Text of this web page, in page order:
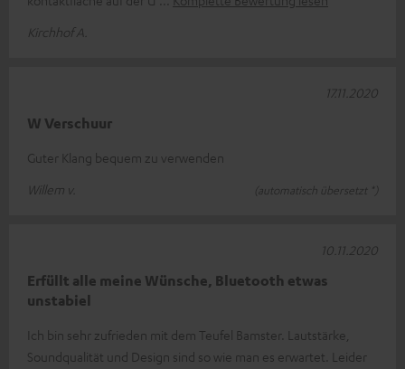
Kirchhof A.
W Verschuur
Guter Klang bequem zu verwenden
Willem v.
(automatisch übersetzt *)
17.11.2020
Erfüllt alle meine Wünsche, Bluetooth etwas
unstabiel
Ich bin sehr zufrieden mit dem Teufel Bamster. Lautstärke,
Soundqualität und Design sind so wie man es erwartet. Leider
10.11.2020